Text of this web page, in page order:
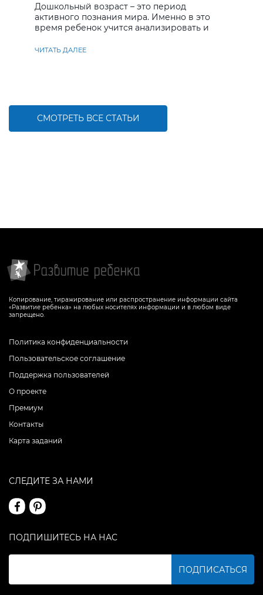
Дошкольный возраст – это период
активного познания мира. Именно в это
время ребенок учится анализировать и
ЧИТАТЬ ДАЛЕЕ
СМОТРЕТЬ ВСЕ СТАТЬИ
Копирование, тиражирование или распространение информации сайта
«Развитие ребенка» на любых носителях информации и в любом виде
запрещено.
Политика конфиденциальности
Пользовательское соглашение
Поддержка пользователей
О проекте
Премиум
Контакты
Карта заданий
СЛЕДИТЕ ЗА НАМИ
ПОДПИШИТЕСЬ НА НАС
ПОДПИСАТЬСЯ